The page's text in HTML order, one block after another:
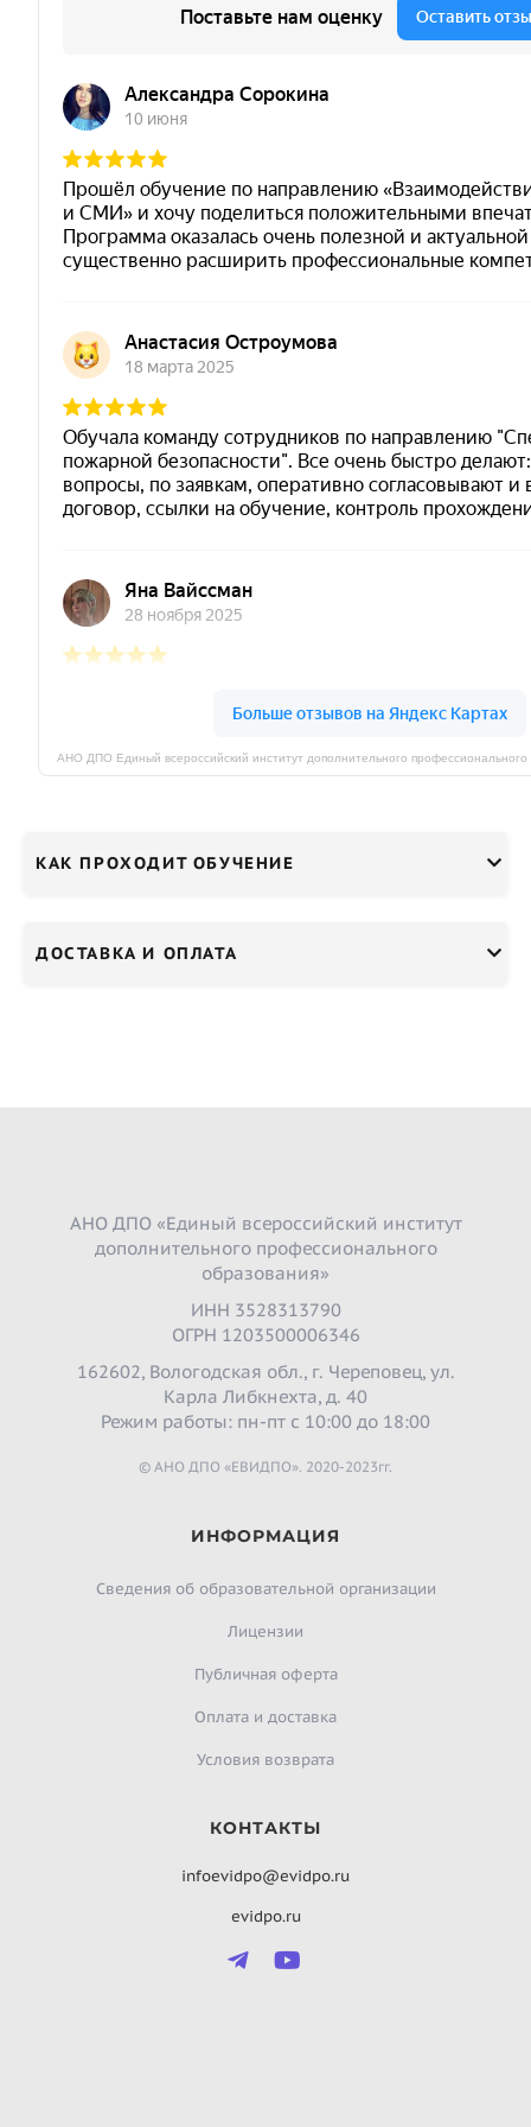
КАК ПРОХОДИТ ОБУЧЕНИЕ
ДОСТАВКА И ОПЛАТА
АНО ДПО «Единый всероссийский институт
дополнительного профессионального
образования»
ИНН 3528313790
ОГРН 1203500006346
162602, Вологодская обл., г. Череповец, ул.
Карла Либкнехта, д. 40
Режим работы: пн-пт с 10:00 до 18:00
© АНО ДПО «ЕВИДПО». 2020-2023гг.
ИНФОРМАЦИЯ
Сведения об образовательной организации
Лицензии
Публичная оферта
Оплата и доставка
Условия возврата
КОНТАКТЫ
infoevidpo@evidpo.ru
evidpo.ru